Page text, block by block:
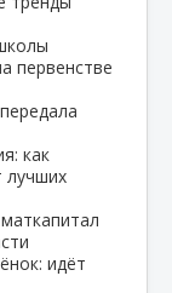
первенстве
как
лучших
идёт